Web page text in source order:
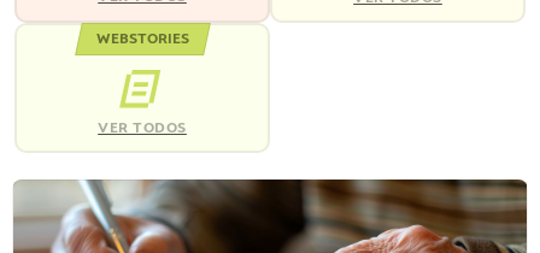
WEBSTORIES
VER TODOS